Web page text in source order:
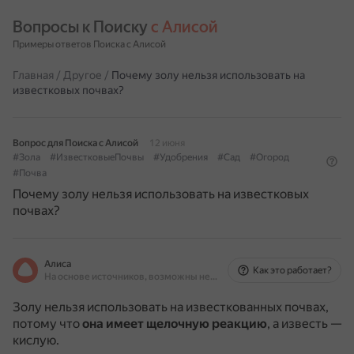
Вопросы к Поиску с Алисой
Примеры ответов Поиска с Алисой
Главная / Другое / Почему золу нельзя использовать на
известковых почвах?
Вопрос для Поиска с Алисой
12 июня
#Зола
#ИзвестковыеПочвы #Удобрения #Сад
#Огород
#Почва
Почему золу нельзя использовать на известковых
почвах?
Алиса
На основе источников, возможны неточности
Как это работает?
Золу нельзя использовать на известкованных почвах,
потому чтоона имеет щелочную реакцию, а известь —
кислую.